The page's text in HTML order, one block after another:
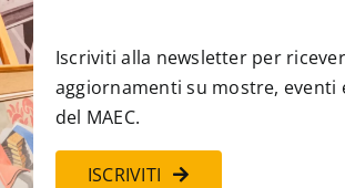
Iscriviti alla newsletter per
aggiornamenti su mostre, eventi
del MAEC.
ISCRIVITI